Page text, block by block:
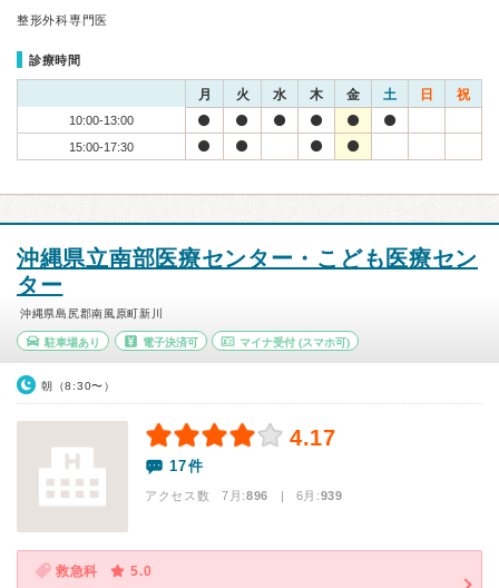
整形外科専門医
診療時間
月 火 水 木 金 土 日 祝
10:00-13:00
15:00-17:30
沖縄県立南部医療センター・こども医療セン
ター
沖縄県島尻郡南風原町新川
駐車場あり 電子決済可 マイナ受付 (スマホ可)
朝（8:30〜）
4.17
17件
アクセス数 7月:896 | 6月:939
救急科
5.0